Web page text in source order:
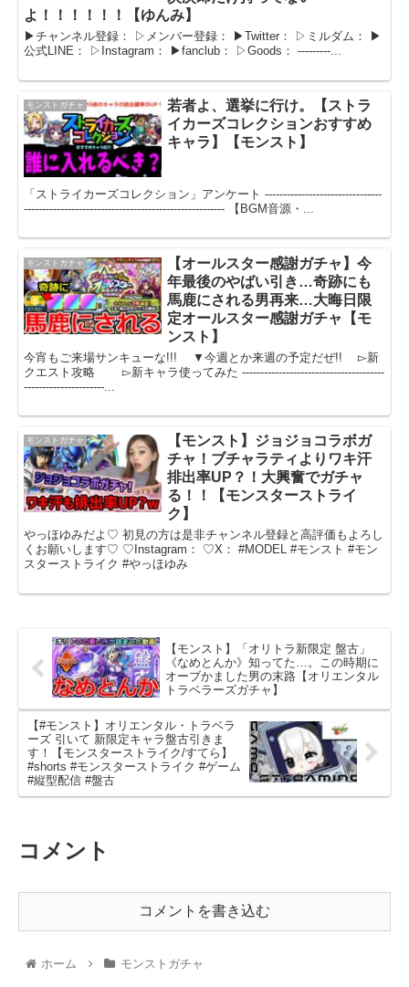
よ！！！！！！【ゆんみ】
▶︎チャンネル登録： ▷メンバー登録： ▶︎Twitter： ▷ミルダム： ▶︎
公式LINE： ▷Instagram： ▶︎fanclub： ▷Goods： ---------...
モンストガチャ
若者よ、選挙に行け。【ストラ
イカーズコレクションおすすめ
キャラ】【モンスト】
「ストライカーズコレクション」アンケート --------------------------------
------------------------------------------------------- 【BGM音源・...
モンストガチャ
【オールスター感謝ガチャ】今
年最後のやばい引き…奇跡にも
馬鹿にされる男再来…大晦日限
定オールスター感謝ガチャ【モ
ンスト】
今宵もご来場サンキューな!!! ▼今週とか来週の予定だぜ!! ▻新
クエスト攻略 ▻新キャラ使ってみた ---------------------------------------
----------------------...
モンストガチャ
【モンスト】ジョジョコラボガ
チャ！ブチャラティよりワキ汗
排出率UP？！大興奮でガチャ
る！！【モンスターストライ
ク】
やっほゆみだよ♡ 初見の方は是非チャンネル登録と高評価もよろし
くお願いします♡ ♡Instagram： ♡X： #MODEL #モンスト #モン
スターストライク #やっほゆみ
【モンスト】「オリトラ新限定 盤古」
《なめとんか》知ってた…。この時期に
オーブかました男の末路【オリエンタル
トラベラーズガチャ】
【#モンスト】オリエンタル・トラベラ
ーズ 引いて 新限定キャラ盤古引きま
す！【モンスターストライク/すてら】
#shorts #モンスターストライク #ゲーム
#縦型配信 #盤古
コメント
コメントを書き込む
ホーム モンストガチャ